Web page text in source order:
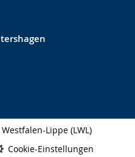
Lippe (LWL)
Cookie-Einstellungen